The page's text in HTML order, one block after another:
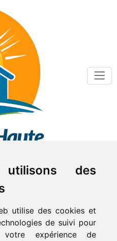
utilisons des
utilise des cookies et
de suivi pour
votre expérience de